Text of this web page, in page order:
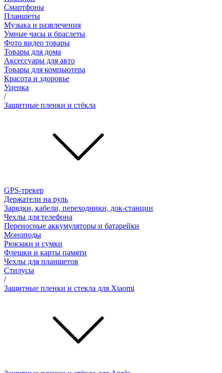
Смартфоны
Планшеты
Музыка и развлечения
Умные часы и браслеты
Фото видео товары
Товары для дома
Аксессуары для авто
Товары для компьютера
Красота и здоровье
Уценка
/
Защитные пленки и стёкла
GPS-трекер
Держатели на руль
Зарядки, кабели, переходники, док-станции
Чехлы для телефона
Переносные аккумуляторы и батарейки
Моноподы
Рюкзаки и сумки
Флешки и карты памяти
Чехлы для планшетов
Стилусы
/
Защитные пленки и стекла для Xiaomi